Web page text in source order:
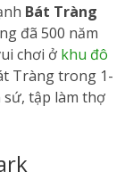
Bát Tràng
đã 500 năm
chơi ở khu đô
Tràng trong 1-
sứ, tập làm thợ